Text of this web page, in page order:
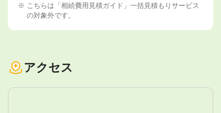
こちらは「相続費用見積ガイド」一括見積もりサービス
の対象外です。
アクセス